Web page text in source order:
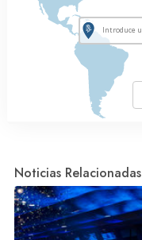
Noticias Relacionadas